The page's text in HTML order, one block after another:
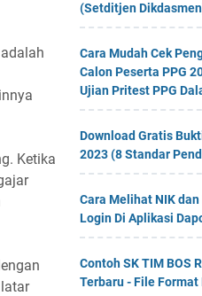
Ketika
(Setditjen
Cara Mudah Cek
Calon Peserta PPG
Ujian Pritest PPG
Download Gratis
2023 (8 Standar
Cara Melihat NIK
Login Di Aplikasi
Contoh SK TIM BOS
Terbaru - File Format